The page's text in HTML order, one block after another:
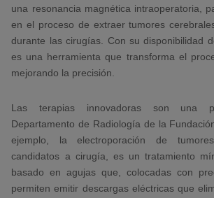
una resonancia magnética intraoperatoria,
en el proceso de extraer tumores
durante las cirugías. Con su disponibilidad
es una herramienta que transforma el
mejorando la precisión.
Las terapias innovadoras son una
Departamento de Radiología de la
ejemplo, la electroporación de
candidatos a cirugía, es un tratamiento
basado en agujas que, colocadas con
permiten emitir descargas eléctricas que